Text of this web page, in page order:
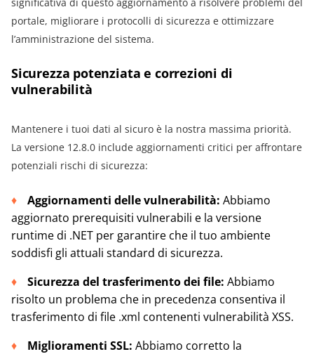
portale, migliorare i protocolli di sicurezza e ottimizzare
l’amministrazione del sistema.
Sicurezza potenziata e correzioni di
vulnerabilità
Mantenere i tuoi dati al sicuro è la nostra massima priorità.
La versione 12.8.0 include aggiornamenti critici per affrontare
potenziali rischi di sicurezza:
Aggiornamenti delle vulnerabilità: Abbiamo
aggiornato prerequisiti vulnerabili e la versione
runtime di .NET per garantire che il tuo ambiente
soddisfi gli attuali standard di sicurezza.
Sicurezza del trasferimento dei file: Abbiamo
risolto un problema che in precedenza consentiva il
trasferimento di file .xml contenenti vulnerabilità XSS.
Miglioramenti SSL: Abbiamo corretto la